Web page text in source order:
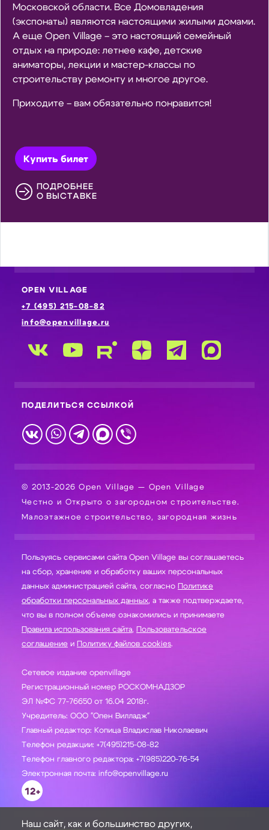
Московской области. Все Домовладения
(экспонаты) являются настоящими жилыми домами.
А еще Open Village – это настоящий семейный
отдых на природе: летнее кафе, детские
аниматоры, лекции и мастер-классы по
строительству ремонту и многое другое.
Приходите – вам обязательно понравится!
Купить билет
ПОДРОБНЕЕ
О ВЫСТАВКЕ
OPEN VILLAGE
+7 (495) 215-08-82
info@openvillage.ru
ПОДЕЛИТЬСЯ ССЫЛКОЙ
© 2013-2026 Open Village — Open Village
Честно и Открыто о загородном строительстве.
Малоэтажное строительство, загородная жизнь
Пользуясь сервисами сайта Open Village вы соглашаетесь
на сбор, хранение и обработку ваших персональных
данных администрацией сайта, согласно Политике
обработки персональных данных, а также подтверждаете,
что вы в полном объеме ознакомились и принимаете
Правила использования сайта, Пользовательское
соглашение и Политику файлов cookies.
Сетевое издание openvillage
Регистрационный номер РОСКОМНАДЗОР
ЭЛ №ФС 77-76650 от 16.04 2018г.
Учредитель: ООО "Опен Вилладж"
Главный редактор: Копица Владислав Николаевич
Телефон редакции: +7(495)215-08-82
Телефон главного редактора: +7(985)220-76-54
Электронная почта: info@openvillage.ru
12+
Наш сайт, как и большинство других,